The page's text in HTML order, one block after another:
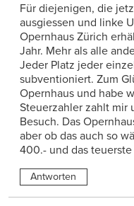
Für diejenigen, die
ausgiessen und linke
Opernhaus Zürich
Jahr. Mehr als alle
Jeder Platz jeder
subventioniert. Zum
Opernhaus und habe
Steuerzahler zahlt mir
Besuch. Das
aber ob das auch so
400.- und das
Antworten